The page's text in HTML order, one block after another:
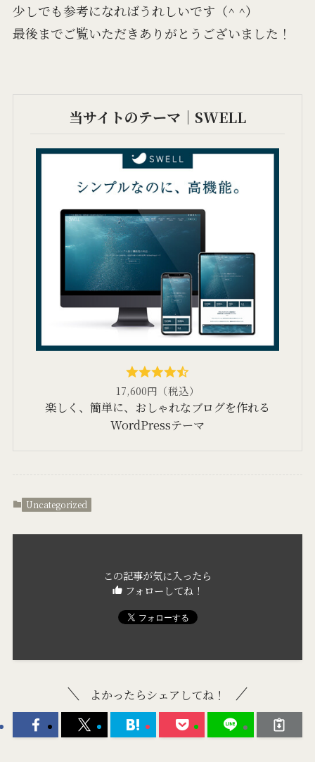
少しでも参考になればうれしいです（^ ^）
最後までご覧いただきありがとうございました！
当サイトのテーマ｜SWELL
17,600円（税込）
楽しく、簡単に、おしゃれなブログを作れる
WordPressテーマ
Uncategorized
この記事が気に入ったら
フォローしてね！
よかったらシェアしてね！